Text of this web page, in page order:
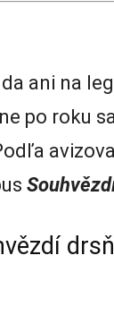
ani na
po roku